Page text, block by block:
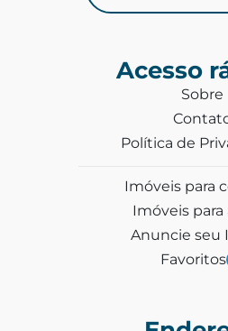
Acesso
Sobre
Política de
Imóveis para
Imóveis para
Anuncie seu
Favoritos